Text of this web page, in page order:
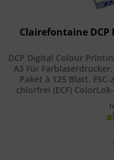
Clairefontaine DCP
DCP Digital Colour
A3 Für
Paket à 125 Blatt.
chlorfrei (ECF)